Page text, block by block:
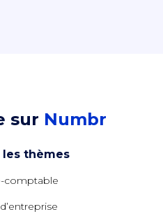
sur Numbr
les thèmes
comptable